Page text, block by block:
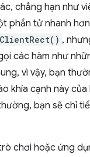
chẳng hạn như
phần tử nhanh
,
các hàm như
vì vậy, bạn
khía cạnh này của
bạn sẽ chỉ
chơi hoặc ứng